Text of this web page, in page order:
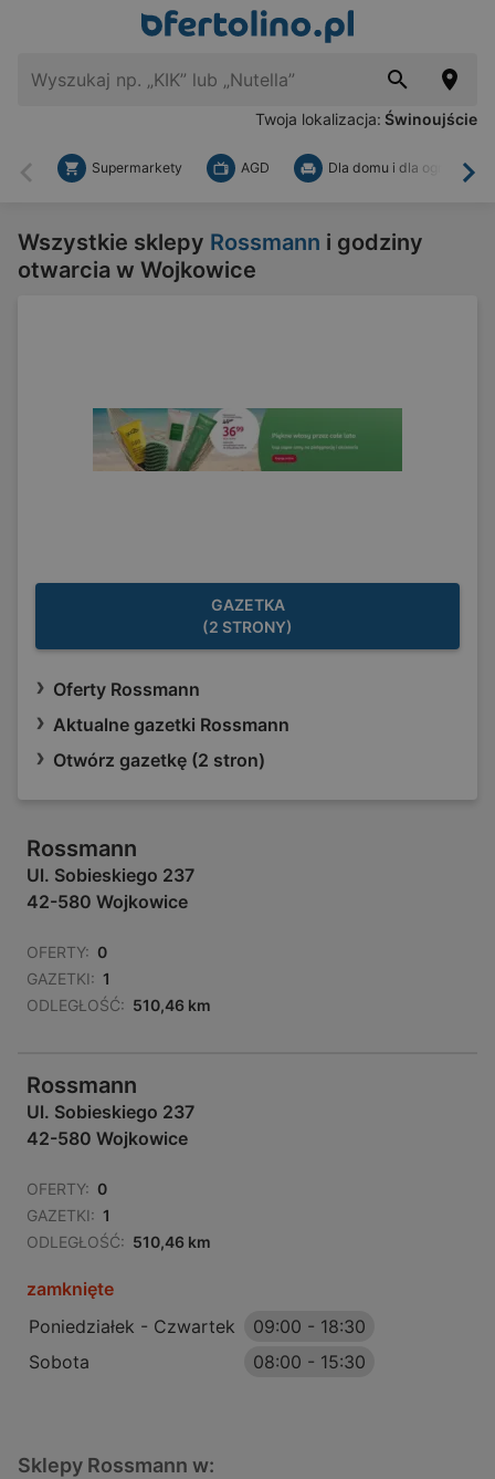
Twoja lokalizacja: Świnoujście
Wstecz
Supermarkety AGD Dla domu i dla ogrodu
Wszystkie sklepy Rossmann i godziny
otwarcia w Wojkowice
GAZETKA
(2 STRONY)
Oferty Rossmann
Aktualne gazetki Rossmann
Otwórz gazetkę (2 stron)
Rossmann
Ul. Sobieskiego 237
42-580 Wojkowice
OFERTY: 0
GAZETKI: 1
ODLEGŁOŚĆ: 510,46 km
Rossmann
Ul. Sobieskiego 237
42-580 Wojkowice
OFERTY: 0
GAZETKI: 1
ODLEGŁOŚĆ: 510,46 km
zamknięte
Poniedziałek - Czwartek
09:00 - 18:30
Sobota
08:00 - 15:30
Sklepy Rossmann w: